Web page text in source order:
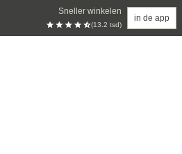
Sneller winkelen
(13.2 tsd)
in de app